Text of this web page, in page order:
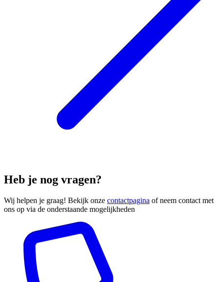
Heb je nog vragen?
Wij helpen je graag! Bekijk onze contactpagina of neem contact met
ons op via de onderstaande mogelijkheden